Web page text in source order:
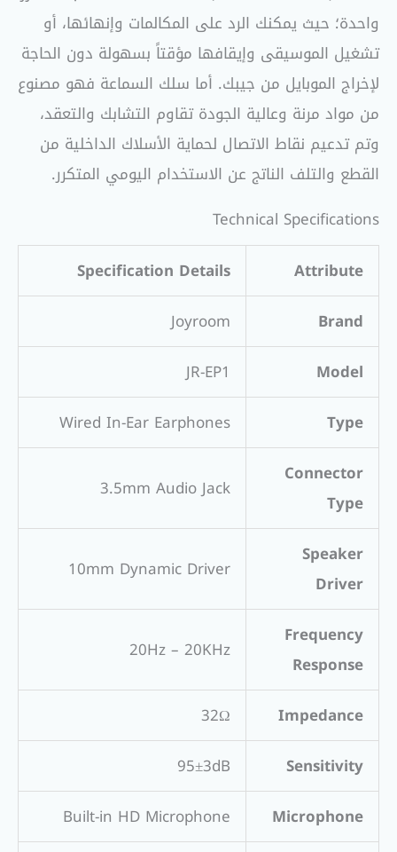
واحدة؛ حيث يمكنك الرد على المكالمات وإنهائها، أو
تشغيل الموسيقى وإيقافها مؤقتاً بسهولة دون الحاجة
لإخراج الموبايل من جيبك. أما سلك السماعة فهو مصنوع
من مواد مرنة وعالية الجودة تقاوم التشابك والتعقد،
وتم تدعيم نقاط الاتصال لحماية الأسلاك الداخلية من
القطع والتلف الناتج عن الاستخدام اليومي المتكرر.
Technical Specifications
Attribute
Specification Details
Brand
Joyroom
Model
JR-EP1
Type
Wired In-Ear Earphones
Connector
Type
3.5mm Audio Jack
Speaker
Driver
10mm Dynamic Driver
Frequency
Response
20Hz – 20KHz
Impedance
32Ω
Sensitivity
95±3dB
Microphone
Built-in HD Microphone